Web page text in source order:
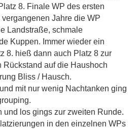
8. Finale WP des ersten
Jahre die WP
Landstraße, schmale
Kuppen. Immer wieder ein
8. hieß dann auch Platz 8 zur
Rückstand auf die Haushoch
Bliss / Hausch.
mit nur wenig Nachtanken ging
und los gings zur zweiten Runde.
in den einzelnen WPs